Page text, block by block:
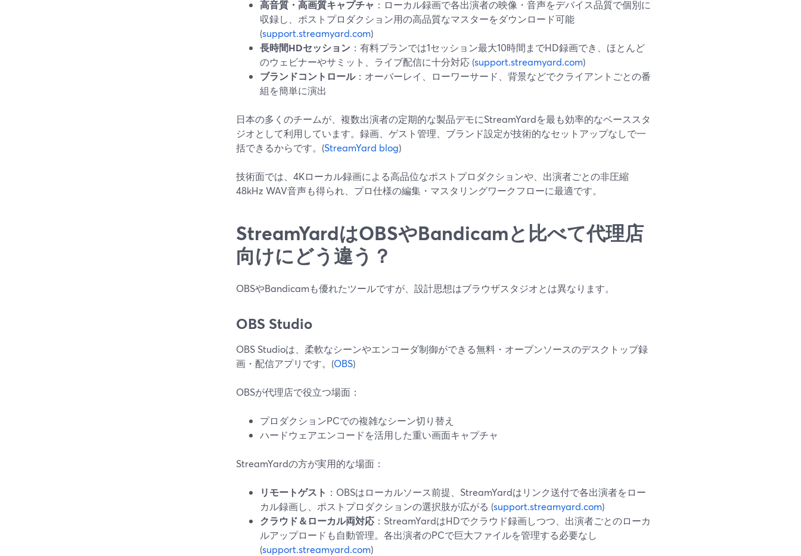
高音質・高画質キャプチャ ：ローカル録画で各出演者の映像・音声をデバイス品質で個別に
収録し、ポストプロダクション用の高品質なマスターをダウンロード可能
(support.streamyard.com)
長時間HDセッション ：有料プランでは1セッション最大10時間までHD録画でき、ほとんど
のウェビナーやサミット、ライブ配信に十分対応 (support.streamyard.com)
ブランドコントロール：オーバーレイ、ローワーサード、背景などでクライアントごとの番
組を簡単に演出
日本の多くのチームが、複数出演者の定期的な製品デモにStreamYardを最も効率的なベーススタ
ジオとして利用しています。録画、ゲスト管理、ブランド設定が技術的なセットアップなしで一
括できるからです。(StreamYard blog)
技術面では、4Kローカル録画による高品位なポストプロダクションや、出演者ごとの非圧縮
48kHz WAV音声も得られ、プロ仕様の編集・マスタリングワークフローに最適です。
StreamYardはOBSやBandicamと比べて代理店
向けにどう違う？
OBSやBandicamも優れたツールですが、設計思想はブラウザスタジオとは異なります。
OBS Studio
OBS Studioは、柔軟なシーンやエンコーダ制御ができる無料・オープンソースのデスクトップ録
画・配信アプリです。(OBS)
OBSが代理店で役立つ場面：
プロダクションPCでの複雑なシーン切り替え
ハードウェアエンコードを活用した重い画面キャプチャ
StreamYardの方が実用的な場面：
リモートゲスト ：OBSはローカルソース前提、StreamYardはリンク送付で各出演者をロー
カル録画し、ポストプロダクションの選択肢が広がる (support.streamyard.com)
クラウド＆ローカル両対応 ：StreamYardはHDでクラウド録画しつつ、出演者ごとのローカ
ルアップロードも自動管理。各出演者のPCで巨大ファイルを管理する必要なし
(support.streamyard.com)